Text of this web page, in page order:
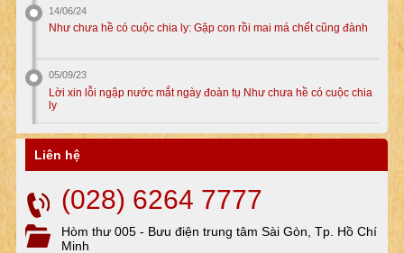
14/06/24
Như chưa hề có cuộc chia ly: Gặp con rồi mai má chết cũng đành
05/09/23
Lời xin lỗi ngập nước mắt ngày đoàn tụ Như chưa hề có cuộc chia
ly
Liên hệ
(028) 6264 7777
Hòm thư 005 - Bưu điện trung tâm Sài Gòn, Tp. Hồ Chí
Minh